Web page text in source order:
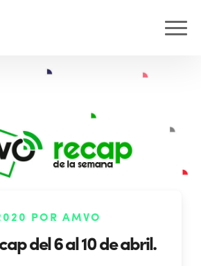
POR AMVO
del 6 al 10 de abril.